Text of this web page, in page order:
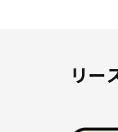
リー